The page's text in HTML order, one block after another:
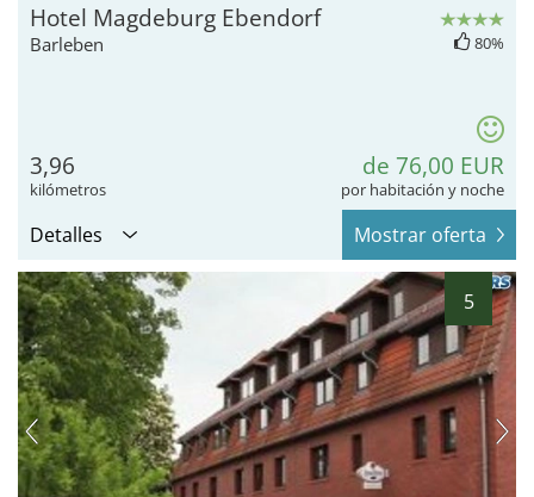
Hotel Magdeburg Ebendorf
Barleben 80%
3,96
kilómetros
de 76,00 EUR
por habitación y noche
Detalles Mostrar oferta
5